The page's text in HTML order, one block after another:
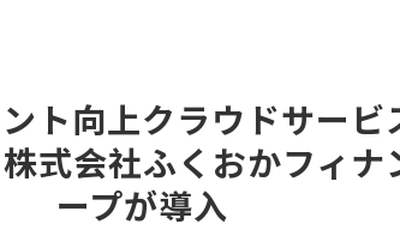
ト向上クラウドサービ
式会社ふくおかフィナ
ープが導入